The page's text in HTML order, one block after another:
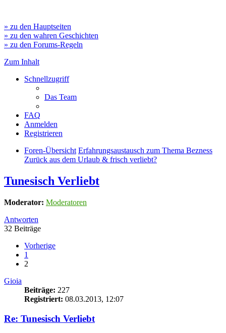
» zu den Hauptseiten
» zu den wahren Geschichten
» zu den Forums-Regeln
Zum Inhalt
Schnellzugriff
Das Team
FAQ
Anmelden
Registrieren
Foren-Übersicht Erfahrungsaustausch zum Thema Bezness
Zurück aus dem Urlaub & frisch verliebt?
Tunesisch Verliebt
Moderator: Moderatoren
Antworten
32 Beiträge
Vorherige
1
2
Gioia
Beiträge: 227
Registriert: 08.03.2013, 12:07
Re: Tunesisch Verliebt